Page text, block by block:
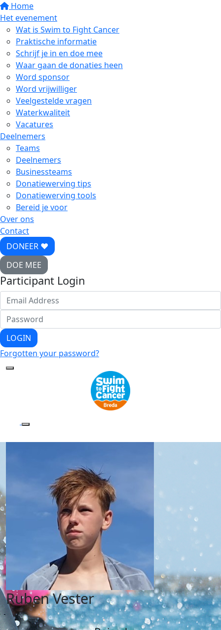
Home
Het evenement
Wat is Swim to Fight Cancer
Praktische informatie
Schrijf je in en doe mee
Waar gaan de donaties heen
Word sponsor
Word vrijwilliger
Veelgestelde vragen
Waterkwaliteit
Vacatures
Deelnemers
Teams
Deelnemers
Businessteams
Donatiewerving tips
Donatiewerving tools
Bereid je voor
Over ons
Contact
DONEER ♥
DOE MEE
Participant Login
LOGIN
Forgotten your password?
Ruben Vester